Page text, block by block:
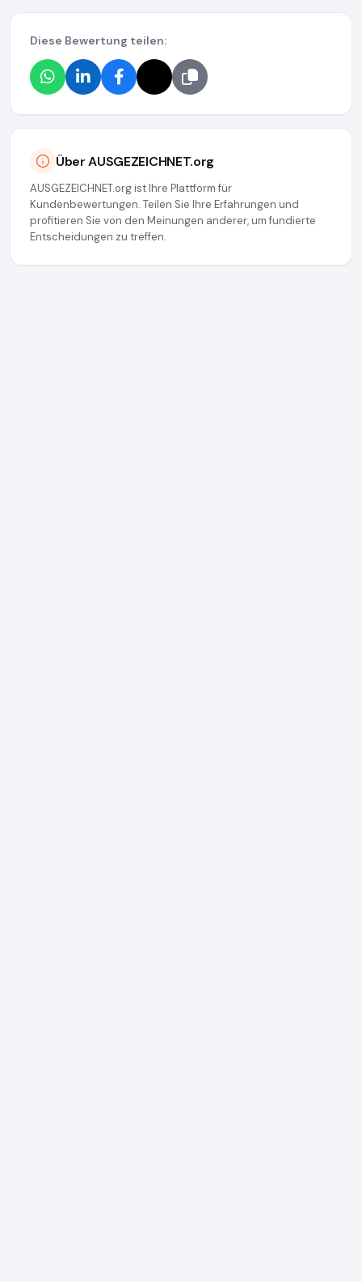
Diese Bewertung teilen:
Über AUSGEZEICHNET.org
AUSGEZEICHNET.org ist Ihre Plattform für
Kundenbewertungen. Teilen Sie Ihre Erfahrungen und
profitieren Sie von den Meinungen anderer, um fundierte
Entscheidungen zu treffen.